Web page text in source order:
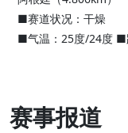
■赛道状况：干燥
■气温：25度/24度 ■
赛事报道